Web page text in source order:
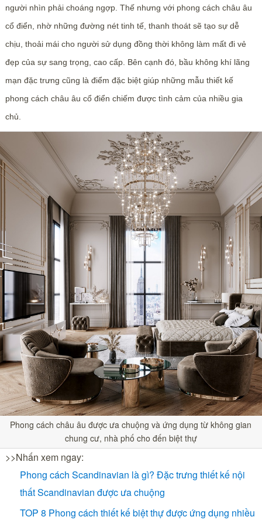
người nhìn phải choáng ngợp. Thế nhưng với phong cách châu âu
cổ điển, nhờ những đường nét tinh tế, thanh thoát sẽ tạo sự dễ
chịu, thoải mái cho người sử dụng đồng thời không làm mất đi vẻ
đẹp của sự sang trọng, cao cấp. Bên cạnh đó, bầu không khí lãng
mạn đặc trưng cũng là điểm đặc biệt giúp những mẫu thiết kế
phong cách châu âu cổ điển chiếm được tình cảm của nhiều gia
chủ.
Phong cách châu âu được ưa chuộng và ứng dụng từ không gian
chung cư, nhà phố cho đến biệt thự
>>Nhấn xem ngay:
Phong cách Scandinavian là gì? Đặc trưng thiết kế nội
thất Scandinavian được ưa chuộng
TOP 8 Phong cách thiết kế biệt thự được ứng dụng nhiều